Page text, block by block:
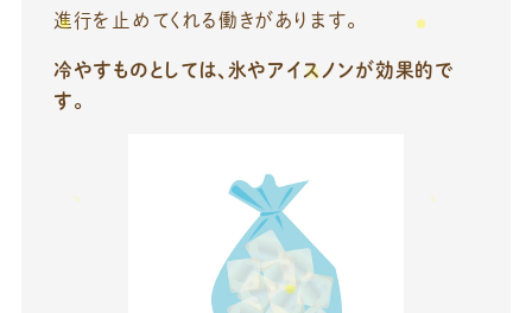
進行を止めてくれる働きがあります。
冷やすものとしては、氷やアイスノンが効果的で
す。